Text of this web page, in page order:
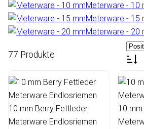
Meterware - 10
Meterware - 15
Meterware - 20
77 Produkte
10 mm Berry Fettleder
Meterware Endlosriemen
10